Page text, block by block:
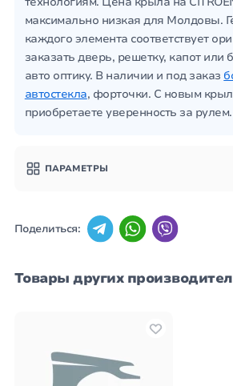
максимально низкая для Молдовы.
каждого элемента соответствует
заказать дверь, решетку, капот или
авто оптику. В наличии и под заказ
автостекла, форточки. С новым
приобретаете уверенность за рулем.
ПАРАМЕТРЫ
Поделиться:
Товары других